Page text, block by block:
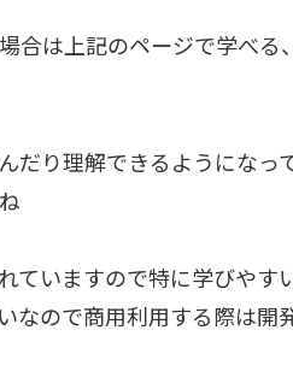
合は上記のページで学べる
だり理解できるようになっ
ていますので特に学びやす
なので商用利用する際は開